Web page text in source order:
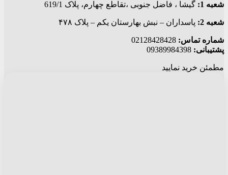
شعبه 1: گيشا ، فاضل جنوبی ،تقاطع چهارم، پلاک 619/1
شعبه 2: پاسداران – نبش بهارستان یکم – پلاک ۴۷۸
شماره تماس:
پشتیبانی:
مطمئن خرید نمایید